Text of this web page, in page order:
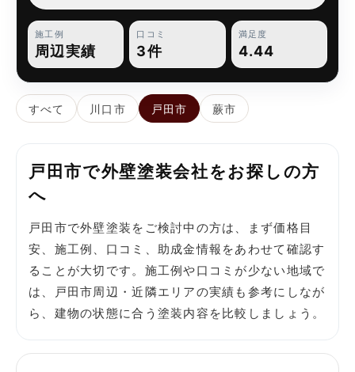
施工例
周辺実績
口コミ
3件
満足度
4.44
すべて 川口市 戸田市 蕨市
戸田市で外壁塗装会社をお探しの方
へ
戸田市で外壁塗装をご検討中の方は、まず価格目
安、施工例、口コミ、助成金情報をあわせて確認す
ることが大切です。施工例や口コミが少ない地域で
は、戸田市周辺・近隣エリアの実績も参考にしなが
ら、建物の状態に合う塗装内容を比較しましょう。